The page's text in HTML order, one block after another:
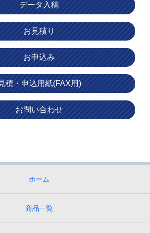
データ入稿
お見積り
お申込み
積・申込用紙(FAX用)
お問い合わせ
ホーム
商品一覧